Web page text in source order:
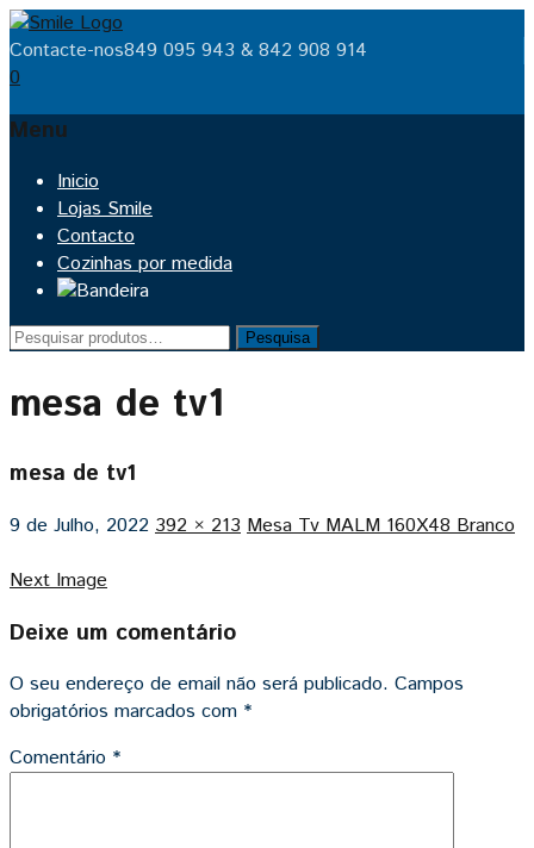
Contacte-nos849 095 943 & 842 908 914
0
Menu
Skip
content
Inicio
Lojas Smile
Contacto
Cozinhas por medida
Pesquisar
Pesquisa
mesa de tv1
mesa de tv1
9 de Julho, 2022 392 × 213 Mesa Tv MALM 160X48 Branco
Next Image
Deixe um comentário
O seu endereço de email não será publicado. Campos
obrigatórios marcados com *
Comentário *